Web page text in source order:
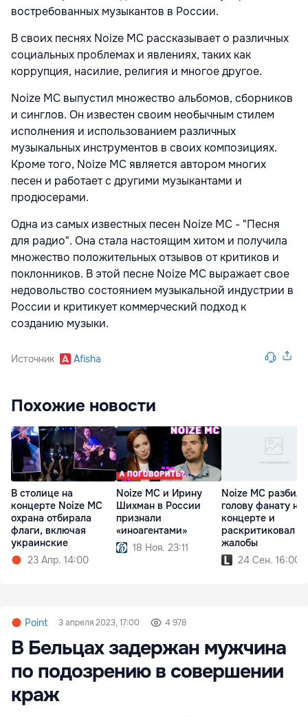
востребованных музыкантов в России.
В своих песнях Noize MC рассказывает о различных
социальных проблемах и явлениях, таких как
коррупция, насилие, религия и многое другое.
Noize MC выпустил множество альбомов, сборников
и синглов. Он известен своим необычным стилем
исполнения и использованием различных
музыкальных инструментов в своих композициях.
Кроме того, Noize MC является автором многих
песен и работает с другими музыкантами и
продюсерами.
Одна из самых известных песен Noize MC - "Песня
для радио". Она стала настоящим хитом и получила
множество положительных отзывов от критиков и
поклонников. В этой песне Noize MC выражает свое
недовольство состоянием музыкальной индустрии в
России и критикует коммерческий подход к
созданию музыки.
Источник Afisha
Похожие новости
В столице на
концерте Noize MC
охрана отбирала
флаги, включая
украинские
23 Апр. 14:00
Noize MC и Ирину
Шихман в России
признали
«иноагентами»
18 Ноя. 23:11
Noize MC разбил
голову фанату на
концерте и
раскритиковал
жалобы
24 Сен. 16:00
Point 3 апреля 2023, 17:00 4 978
В Бельцах задержан мужчина
по подозрению в совершении
краж